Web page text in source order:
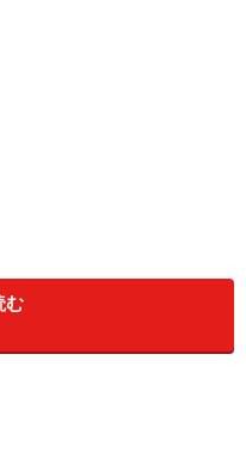
とえば「左右」は英語
に対し、「上下」は"up
む